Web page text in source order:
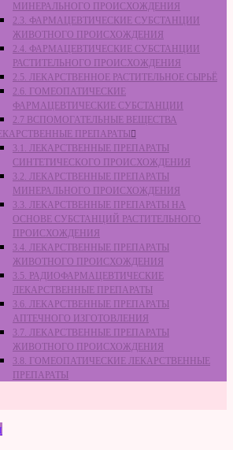
МИНЕРАЛЬНОГО ПРОИСХОЖДЕНИЯ
2.3. ФАРМАЦЕВТИЧЕСКИЕ СУБСТАНЦИИ
ЖИВОТНОГО ПРОИСХОЖДЕНИЯ
2.4. ФАРМАЦЕВТИЧЕСКИЕ СУБСТАНЦИИ
РАСТИТЕЛЬНОГО ПРОИСХОЖДЕНИЯ
2.5. ЛЕКАРСТВЕННОЕ РАСТИТЕЛЬНОЕ СЫРЬЁ
2.6. ГОМЕОПАТИЧЕСКИЕ
ФАРМАЦЕВТИЧЕСКИЕ СУБСТАНЦИИ
2.7 ВСПОМОГАТЕЛЬНЫЕ ВЕЩЕСТВА
ПРЕПАРАТЫ
3.1. ЛЕКАРСТВЕННЫЕ ПРЕПАРАТЫ
СИНТЕТИЧЕСКОГО ПРОИСХОЖДЕНИЯ
3.2. ЛЕКАРСТВЕННЫЕ ПРЕПАРАТЫ
МИНЕРАЛЬНОГО ПРОИСХОЖДЕНИЯ
3.3. ЛЕКАРСТВЕННЫЕ ПРЕПАРАТЫ НА
ОСНОВЕ СУБСТАНЦИЙ РАСТИТЕЛЬНОГО
ПРОИСХОЖДЕНИЯ
3.4. ЛЕКАРСТВЕННЫЕ ПРЕПАРАТЫ
ЖИВОТНОГО ПРОИСХОЖДЕНИЯ
3.5. РАДИОФАРМАЦЕВТИЧЕСКИЕ
ЛЕКАРСТВЕННЫЕ ПРЕПАРАТЫ
3.6. ЛЕКАРСТВЕННЫЕ ПРЕПАРАТЫ
АПТЕЧНОГО ИЗГОТОВЛЕНИЯ
3.7. ЛЕКАРСТВЕННЫЕ ПРЕПАРАТЫ
ЖИВОТНОГО ПРОИСХОЖДЕНИЯ
3.8. ГОМЕОПАТИЧЕСКИЕ ЛЕКАРСТВЕННЫЕ
ПРЕПАРАТЫ